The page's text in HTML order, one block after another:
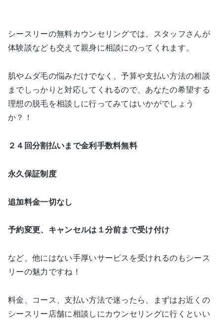
シースリーの無料カウンセリングでは、スタッフさんが
体験談なども交えて親身に相談にのってくれます。
肌やムダ毛の悩みだけでなく、予算や支払い方法の相談
までしっかりと対応してくれるので、あなたの希望する
理想の脱毛を相談しに行ってみてはいかがでしょう
か？！
２４回分割払いまで金利手数料無料
永久保証制度
追加料金一切なし
予約変更、キャンセルは１分前まで受け付け
など、他にはない手厚いサービスを受けれるのもシース
リーの魅力ですね！
料金、コース、支払い方法で迷ったら、まずはお近くの
シースリー店舗に相談しにカウンセリングに行くといい